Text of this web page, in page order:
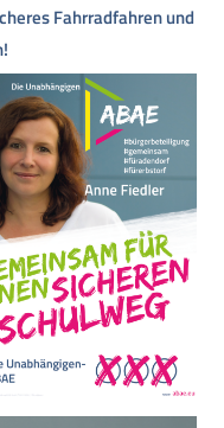
Fahrradfahren und